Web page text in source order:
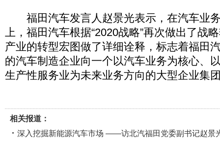
福田汽车发言人赵景光表示，在汽车业
上，福田汽车根据“2020战略”再次做出了战
产业的转型宏图做了详细诠释，标志着福田
的汽车制造企业向一个以汽车业务为核心、
生产性服务业为未来业务方向的大型企业集
相关报道：
深入挖掘新能源汽车市场 ――访北汽福田党委副书记赵景